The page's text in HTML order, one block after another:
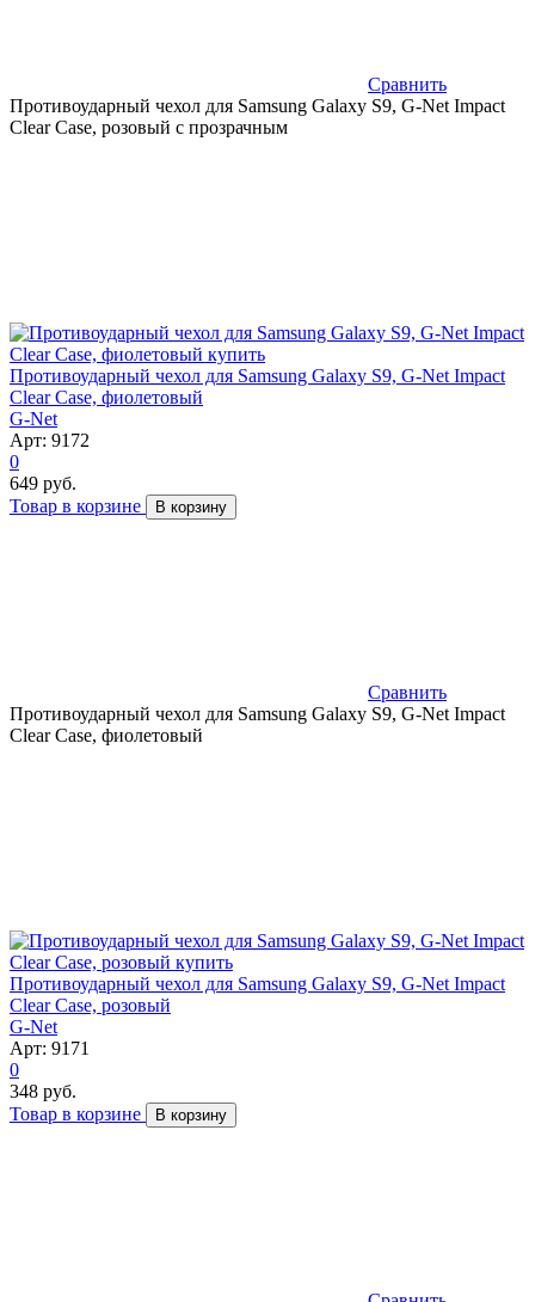
Сравнить
Противоударный чехол для Samsung Galaxy S9, G-Net Impact
Clear Case, розовый с прозрачным
Противоударный чехол для Samsung Galaxy S9, G-Net Impact
Clear Case, фиолетовый
G-Net
Арт: 9172
0
649 руб.
Товар в корзине
В корзину
Сравнить
Противоударный чехол для Samsung Galaxy S9, G-Net Impact
Clear Case, фиолетовый
Противоударный чехол для Samsung Galaxy S9, G-Net Impact
Clear Case, розовый
G-Net
Арт: 9171
0
348 руб.
Товар в корзине
В корзину